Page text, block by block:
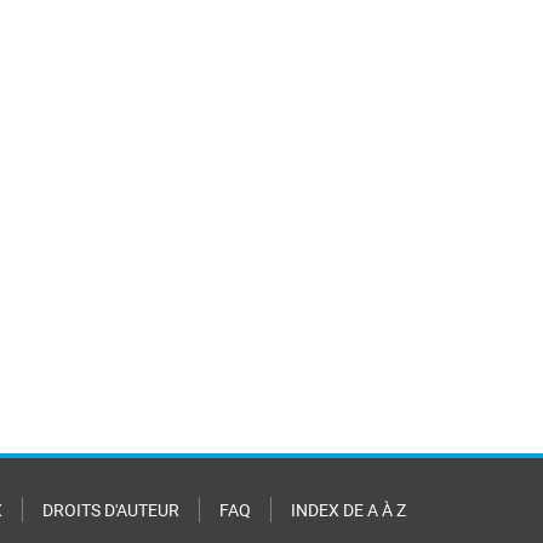
DROITS D'AUTEUR FAQ INDEX DE A À Z